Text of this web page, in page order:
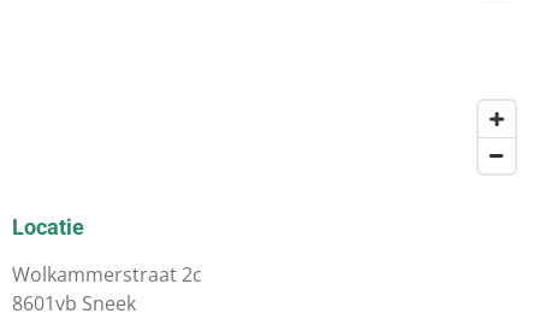
Locatie
Wolkammerstraat 2c
8601vb Sneek